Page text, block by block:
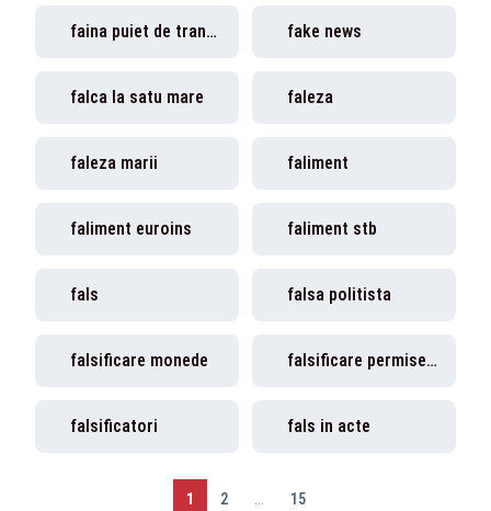
faina puiet de trantor fake news
falca la satu mare faleza
faleza marii faliment
faliment euroins faliment stb
fals falsa politista
falsificare monede falsificare permise conducere
falsificatori fals in acte
1 2 15